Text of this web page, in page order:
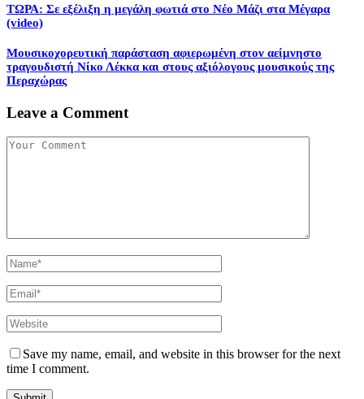
ΤΩΡΑ: Σε εξέλιξη η μεγάλη φωτιά στο Νέο Μάζι στα Μέγαρα
(video)
Mουσικοχορευτική παράσταση αφιερωμένη στον αείμνηστο
τραγουδιστή Νίκο Λέκκα και στους αξιόλογους μουσικούς της
Περαχώρας
Leave a Comment
Save my name, email, and website in this browser for the next
time I comment.